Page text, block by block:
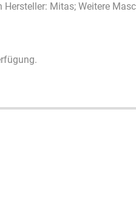
Mitas; Weitere